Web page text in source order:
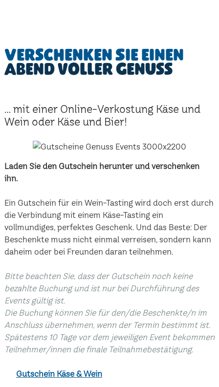
Verschenken Sie einen
Abend voller Genuss
... mit einer Online-Verkostung Käse und
Wein oder Käse und Bier!
Laden Sie den Gutschein herunter und verschenken
ihn.
Ein Gutschein für ein Wein-Tasting wird doch erst durch
die Verbindung mit einem Käse-Tasting ein
vollmundiges, perfektes Geschenk. Und das Beste: Der
Beschenkte muss nicht einmal verreisen, sondern kann
daheim oder bei Freunden daran teilnehmen.
Bitte beachten Sie, dass der Gutschein noch keine
bezahlte Buchung und ist nur bei Durchführung des
Events gültig ist.
Die Buchung können Sie für den/die Beschenkte/n im
Anschluss übernehmen, wenn der Termin bestimmt ist.
Spätestens 10 Tage vor dem jeweiligen Event bekommen
Teilnehmer/innen die finale Teilnahmebestätigung.
Gutschein Käse & Wein